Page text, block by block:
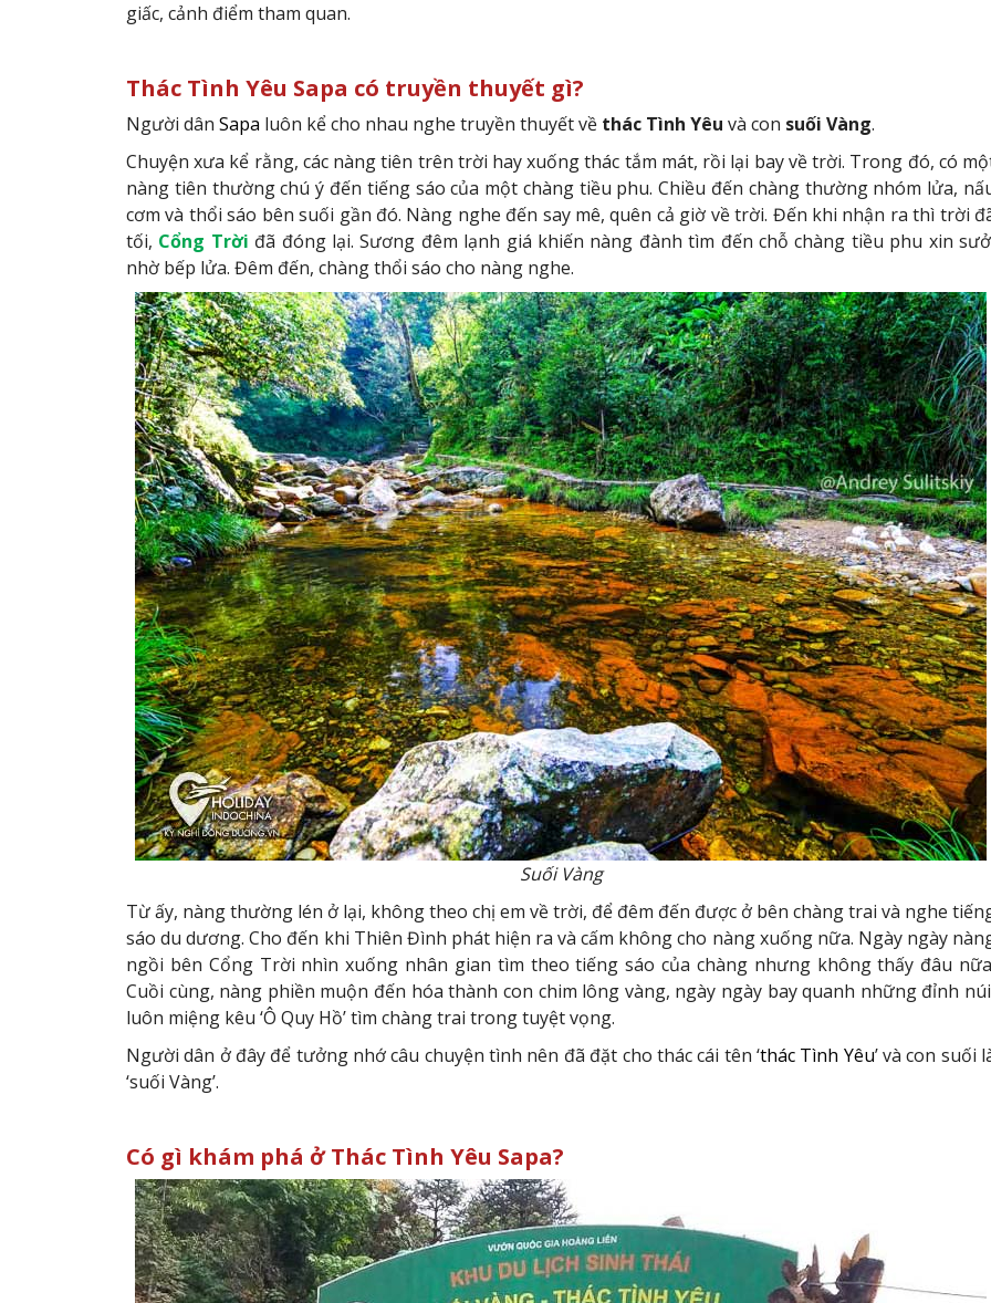
giấc, cảnh điểm tham quan.
Thác Tình Yêu Sapa có truyền thuyết gì?
Người dân Sapa luôn kể cho nhau nghe truyền thuyết về thác Tình Yêu và con suối Vàng.
Chuyện xưa kể rằng, các nàng tiên trên trời hay xuống thác tắm mát, rồi lại bay về trời. Trong đó, có
nàng tiên thường chú ý đến tiếng sáo của một chàng tiều phu. Chiều đến chàng thường nhóm lửa,
cơm và thổi sáo bên suối gần đó. Nàng nghe đến say mê, quên cả giờ về trời. Đến khi nhận ra thì trời
tối, Cổng Trời đã đóng lại. Sương đêm lạnh giá khiến nàng đành tìm đến chỗ chàng tiều phu xin
nhờ bếp lửa. Đêm đến, chàng thổi sáo cho nàng nghe.
Suối Vàng
Từ ấy, nàng thường lén ở lại, không theo chị em về trời, để đêm đến được ở bên chàng trai và nghe
sáo du dương. Cho đến khi Thiên Đình phát hiện ra và cấm không cho nàng xuống nữa. Ngày ngày
ngồi bên Cổng Trời nhìn xuống nhân gian tìm theo tiếng sáo của chàng nhưng không thấy đâu
Cuồi cùng, nàng phiền muộn đến hóa thành con chim lông vàng, ngày ngày bay quanh những đỉnh
luôn miệng kêu ‘Ô Quy Hồ’ tìm chàng trai trong tuyệt vọng.
Người dân ở đây để tưởng nhớ câu chuyện tình nên đã đặt cho thác cái tên ‘thác Tình Yêu’ và con suối
‘suối Vàng’.
Có gì khám phá ở Thác Tình Yêu Sapa?